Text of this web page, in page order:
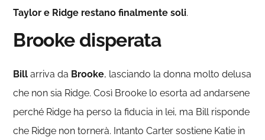
Taylor e Ridge restano finalmente soli.
Brooke disperata
Bill arriva da Brooke, lasciando la donna molto delusa
che non sia Ridge. Così Brooke lo esorta ad andarsene
perché Ridge ha perso la fiducia in lei, ma Bill risponde
che Ridge non tornerà. Intanto Carter sostiene Katie in